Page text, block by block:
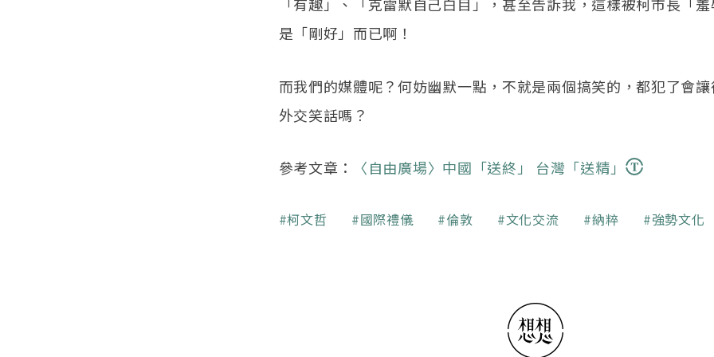
是「剛好」而已啊！
而我們的媒體呢？何妨幽默一點，不就是兩個搞笑的，都犯了會
外交笑話嗎？
參考文章： 〈自由廣場〉中國「送終」 台灣「送精」
關鍵字
柯文哲 國際禮儀 倫敦 文化交流 納粹 強勢文化